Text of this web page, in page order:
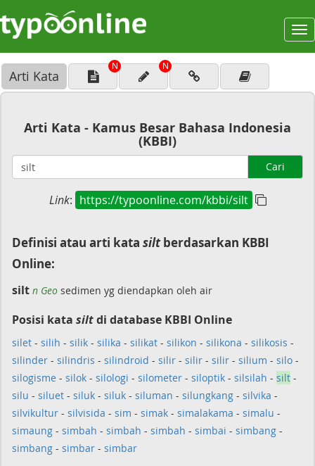
Arti Kata
N N
Arti Kata - Kamus Besar Bahasa Indonesia
(KBBI)
Cari
Link: https://typoonline.com/kbbi/silt
Definisi atau arti kata siltberdasarkan KBBI
Online:
silt n Geo sedimen yg diendapkan oleh air
Posisi kata siltdi database KBBI Online
silet - silih - silik - silika - silikat - silikon - silikona - silikosis -
silinder - silindris - silindroid - silir - silir - silir - silium - silo -
silogisme - silok - silologi - silometer - siloptik - silsilah - silt -
silu - siluet - siluk - siluk - siluman - silungkang - silvika -
silvikultur - silvisida - sim - simak - simalakama - simalu -
simaung - simbah - simbah - simbah - simbai - simbang -
simbang - simbar - simbar